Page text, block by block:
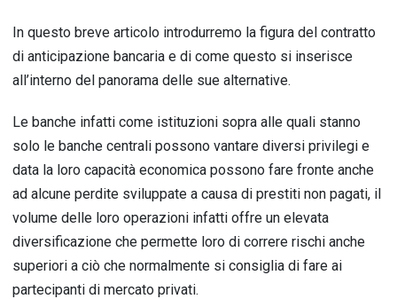
In questo breve articolo introdurremo la figura del contratto
di anticipazione bancaria e di come questo si inserisce
all’interno del panorama delle sue alternative.
Le banche infatti come istituzioni sopra alle quali stanno
solo le banche centrali possono vantare diversi privilegi e
data la loro capacità economica possono fare fronte anche
ad alcune perdite sviluppate a causa di prestiti non pagati, il
volume delle loro operazioni infatti offre un elevata
diversificazione che permette loro di correre rischi anche
superiori a ciò che normalmente si consiglia di fare ai
partecipanti di mercato privati.